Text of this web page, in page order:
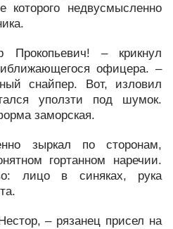
которого недвусмысленно
– крикнул
офицера. –
снайпер. Вот, изловил
уползти под шумок.
заморская.
зыркал по сторонам,
гортанном наречии.
лицо в синяках, рука
– рязанец присел на